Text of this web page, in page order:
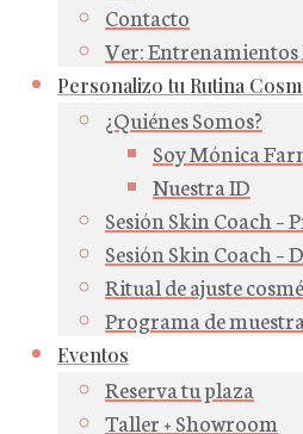
Contacto
Ver:
Personalizo tu Rutina
¿Quiénes Somos?
Soy Mónica
Nuestra ID
Sesión Skin Coach –
Sesión Skin Coach –
Ritual de ajuste
Programa de
Eventos
Reserva tu plaza
Taller + Showroom